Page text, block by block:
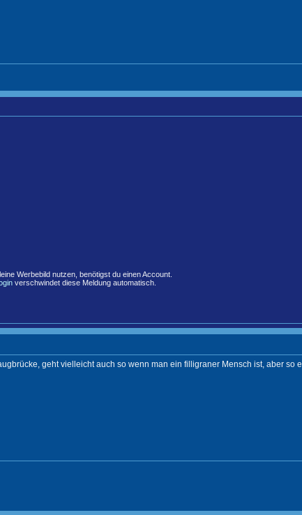
Werbebild nutzen, benötigst du einen Account.
verschwindet diese Meldung automatisch.
geht vielleicht auch so wenn man ein filligraner Mensch ist, aber so